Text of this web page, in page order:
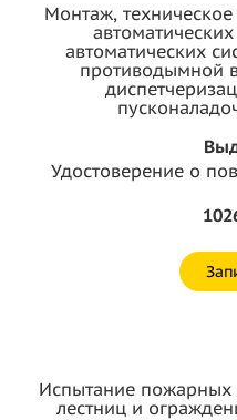
Монтаж,
автоматических
противодымной
Удостоверение о
Испытание
лестниц и